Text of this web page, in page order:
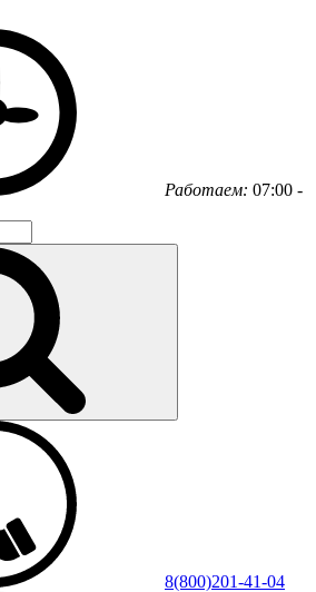
Работаем: 07:00 -
8(800)201-41-04